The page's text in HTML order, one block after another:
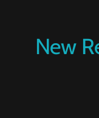
New